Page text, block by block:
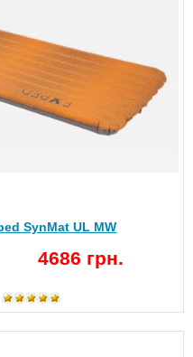
SynMat UL MW
4686 грн.